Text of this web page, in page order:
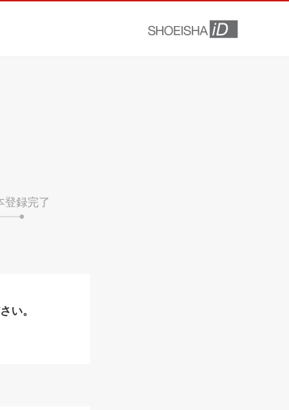
登録完了
い。